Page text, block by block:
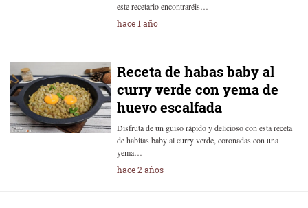
este recetario encontraréis…
hace 1 año
Receta de habas baby al
curry verde con yema de
huevo escalfada
Disfruta de un guiso rápido y delicioso con esta receta
de habitas baby al curry verde, coronadas con una
yema…
hace 2 años